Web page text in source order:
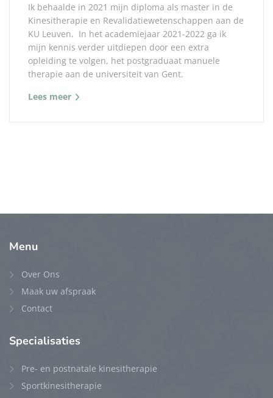
Ik behaalde in 2021 mijn diploma als master in de
Kinesitherapie en Revalidatiewetenschappen aan de
KU Leuven. In het academiejaar 2021-2022 ga ik
mijn kennis verder uitdiepen door een extra
opleiding te volgen, het postgraduaat manuele
therapie aan de universiteit van Gent.
Lees meer
Menu
Over Ons
Maak uw afspraak
Contact
Specialisaties
Pre- en postnatale kinesitherapie
Sportkinesitherapie